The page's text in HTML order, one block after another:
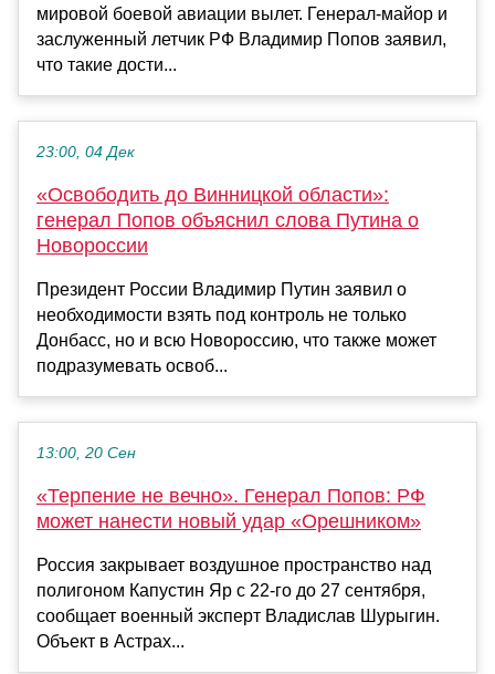
мировой боевой авиации вылет. Генерал-майор и
заслуженный летчик РФ Владимир Попов заявил,
что такие дости...
23:00, 04 Дек
«Освободить до Винницкой области»:
генерал Попов объяснил слова Путина о
Новороссии
Президент России Владимир Путин заявил о
необходимости взять под контроль не только
Донбасс, но и всю Новороссию, что также может
подразумевать освоб...
13:00, 20 Сен
«Терпение не вечно». Генерал Попов: РФ
может нанести новый удар «Орешником»
Россия закрывает воздушное пространство над
полигоном Капустин Яр с 22-го до 27 сентября,
сообщает военный эксперт Владислав Шурыгин.
Объект в Астрах...